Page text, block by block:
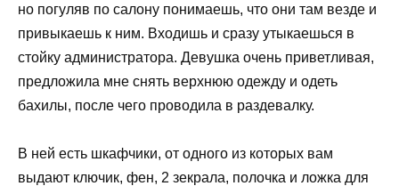
но погуляв по салону понимаешь, что они там везде и
привыкаешь к ним. Входишь и сразу утыкаешься в
стойку администратора. Девушка очень приветливая,
предложила мне снять верхнюю одежду и одеть
бахилы, после чего проводила в раздевалку.
В ней есть шкафчики, от одного из которых вам
выдают ключик, фен, 2 зекрала, полочка и ложка для